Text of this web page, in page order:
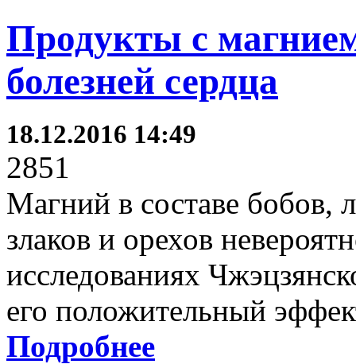
Продукты с
болезней сердца
18.12.2016 14:49
2851
Магний в составе бобов,
злаков и орехов
исследованиях
его положительный
Подробнее